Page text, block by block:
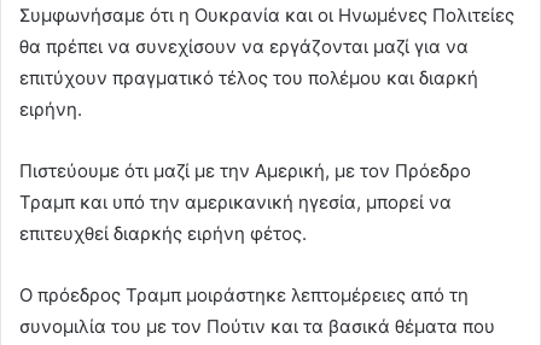
Συμφωνήσαμε ότι η Ουκρανία και οι Ηνωμένες Πολιτείες
θα πρέπει να συνεχίσουν να εργάζονται μαζί για να
επιτύχουν πραγματικό τέλος του πολέμου και διαρκή
ειρήνη.
Πιστεύουμε ότι μαζί με την Αμερική, με τον Πρόεδρο
Τραμπ και υπό την αμερικανική ηγεσία, μπορεί να
επιτευχθεί διαρκής ειρήνη φέτος.
Ο πρόεδρος Τραμπ μοιράστηκε λεπτομέρειες από τη
συνομιλία του με τον Πούτιν και τα βασικά θέματα που